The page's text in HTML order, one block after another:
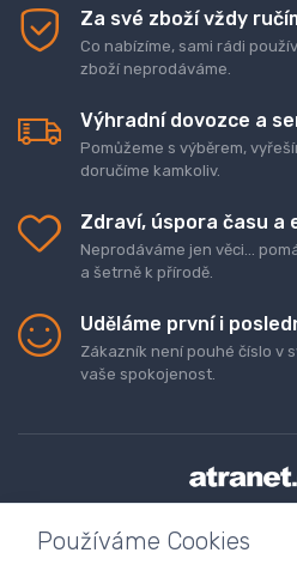
Za své zboží vždy
Co nabízíme, sami rádi
zboží neprodáváme.
Výhradní dovozce a
Pomůžeme s výběrem,
doručíme kamkoliv.
Zdraví, úspora času a
Neprodáváme jen věci...
a šetrně k přírodě.
Uděláme první i
Zákazník není pouhé číslo v
vaše spokojenost.
Doprava a platba zboží
Používáme Cookies